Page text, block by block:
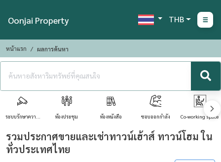
Oonjai Property THB
หน้าแรก ผลการค้นหา
ระบบรักษาความ
ปลอดภัย
ห้องประชุม ห้องหนังสือ ชอบออกกำลัง Co-working space
รวมประกาศขายและเช่าทาวน์เฮ้าส์ ทาวน์โฮม ใน
ทั่วประเทศไทย